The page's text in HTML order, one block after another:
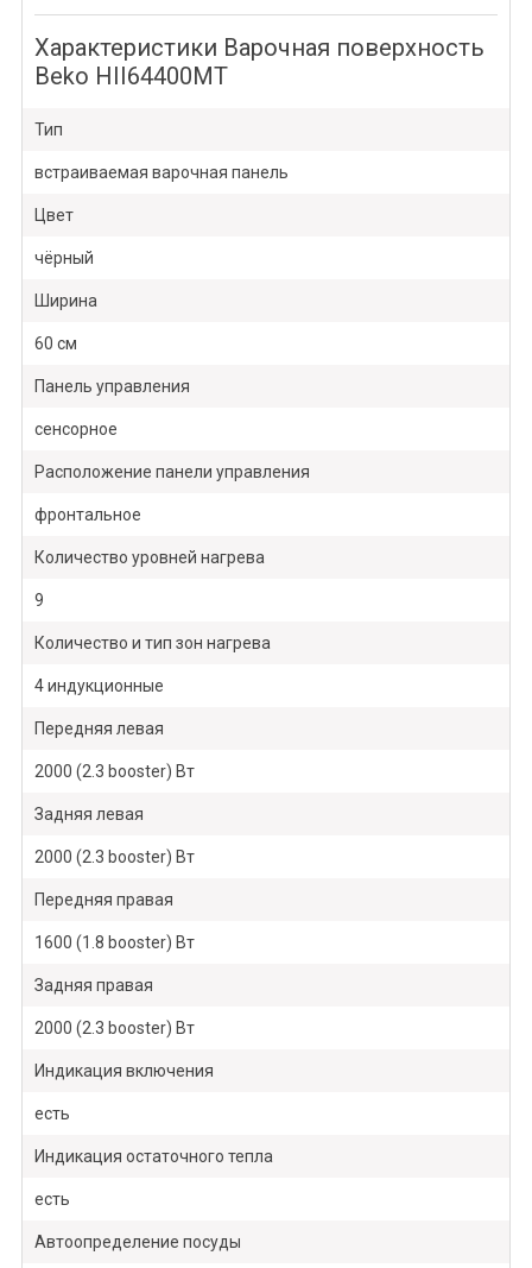
Характеристики Варочная поверхность
Beko HII64400MT
Тип
встраиваемая варочная панель
Цвет
чёрный
Ширина
60 см
Панель управления
сенсорное
Расположение панели управления
фронтальное
Количество уровней нагрева
9
Количество и тип зон нагрева
4 индукционные
Передняя левая
2000 (2.3 booster) Вт
Задняя левая
2000 (2.3 booster) Вт
Передняя правая
1600 (1.8 booster) Вт
Задняя правая
2000 (2.3 booster) Вт
Индикация включения
есть
Индикация остаточного тепла
есть
Автоопределение посуды